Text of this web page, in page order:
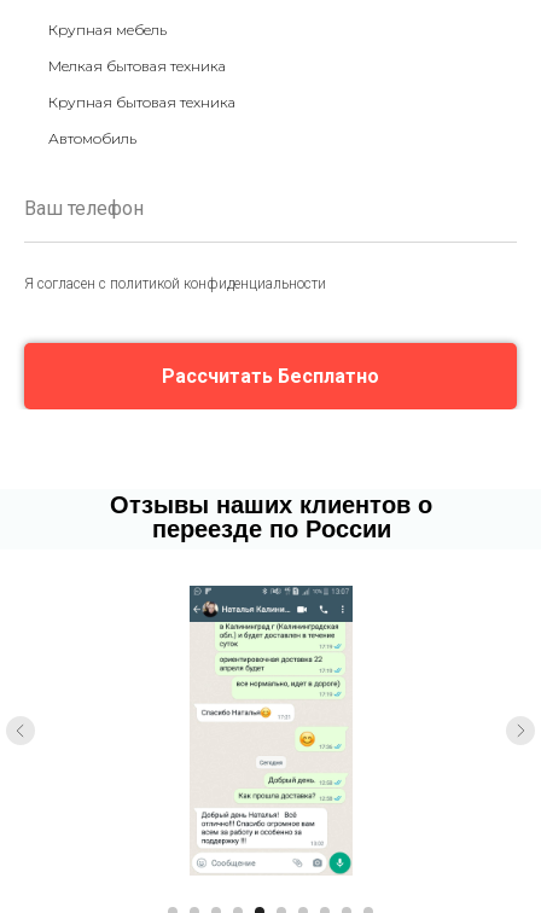
Крупная мебель
Мелкая бытовая техника
Крупная бытовая техника
Автомобиль
Я согласен с политикой конфиденциальности
Рассчитать Бесплатно
Отзывы наших клиентов о
переезде по России